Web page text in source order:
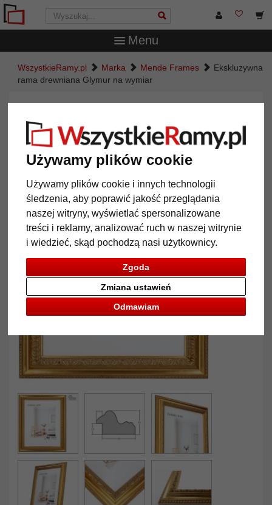
Używamy plików cookie
Używamy plików cookie i innych technologii
śledzenia, aby poprawić jakość przeglądania
naszej witryny, wyświetlać spersonalizowane
treści i reklamy, analizować ruch w naszej witrynie
i wiedzieć, skąd pochodzą nasi użytkownicy.
Zgoda
Odmawiam
Zmiana ustawień
Menu
WszystkieRamy.pl Marka Mende Frames
Ekskluzywna
rama drewniana Glymur na wymiar
Ekskluzywna rama drewniana
Glymur na wymiar